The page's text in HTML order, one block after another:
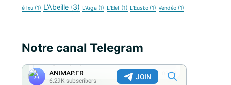
é lou (1) L’Abeille (3) L’Aïga (1) L’Elef (1) L’Eusko (1) Vendéo (1)
Notre canal Telegram